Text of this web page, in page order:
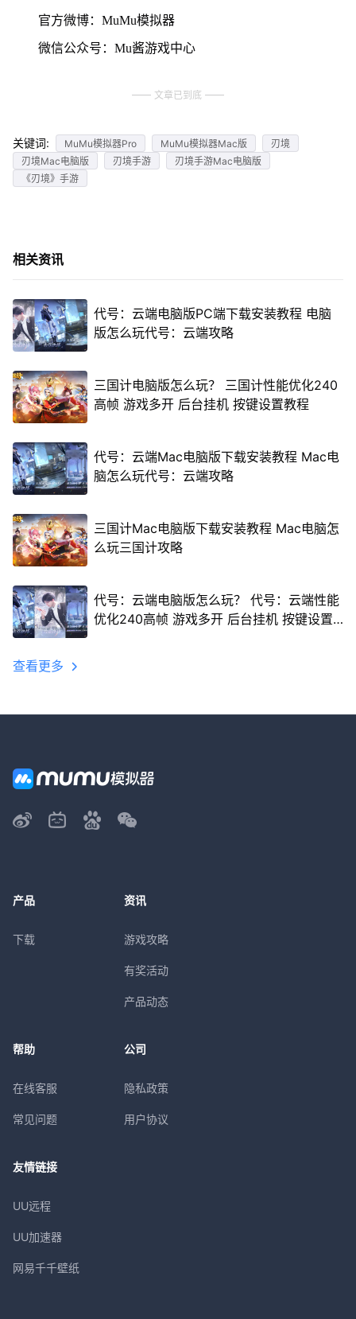
官方微博：MuMu模拟器
微信公众号：Mu酱游戏中心
文章已到底
关键词: MuMu模拟器Pro MuMu模拟器Mac版
刃境
刃境Mac电脑版
刃境手游
刃境手游Mac电脑版
《刃境》手游
相关资讯
代号：云端电脑版PC端下载安装教程 电脑
版怎么玩代号：云端攻略
三国计电脑版怎么玩？ 三国计性能优化240
高帧 游戏多开 后台挂机 按键设置教程
代号：云端Mac电脑版下载安装教程 Mac电
脑怎么玩代号：云端攻略
三国计Mac电脑版下载安装教程 Mac电脑怎
么玩三国计攻略
代号：云端电脑版怎么玩？ 代号：云端性能
优化240高帧 游戏多开 后台挂机 按键设置
查看更多
产品
下载
资讯
游戏攻略
有奖活动
产品动态
帮助
在线客服
常见问题
公司
隐私政策
用户协议
友情链接
UU远程
UU加速器
网易千千壁纸